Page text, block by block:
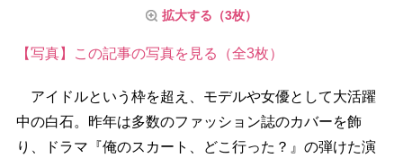
拡大する（3枚）
【写真】この記事の写真を見る（全3枚）
アイドルという枠を超え、モデルや女優として大活躍
中の白石。昨年は多数のファッション誌のカバーを飾
り、ドラマ『俺のスカート、どこ行った？』の弾けた演